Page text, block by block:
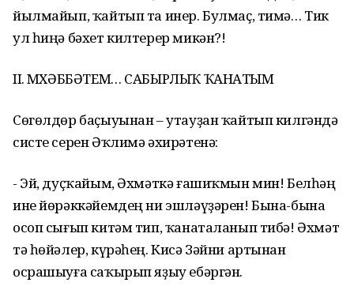
йылмайып, ҡайтып та инер. Булмаҫ, тимә… Тик
ул һиңә бәхет килтерер микән?!
II. МӨХӘББӘТЕМ… САБЫРЛЫҠ ҠАНАТЫМ
Сөгөлдөр баҫыуынан – утауҙан ҡайтып килгәндә
систе серен Әҡлимә әхирәтенә:
- Эй, дуҫҡайым, Әхмәткә ғашиҡмын мин! Белһәң
ине йөрәккәйемдең ни эшләүҙәрен! Бына-бына
осоп сығып китәм тип, ҡанаталанып тибә! Әхмәт
тә һөйәлер, күрәһең. Кисә Зәйни артынан
осрашыуға саҡырып яҙыу ебәргән.